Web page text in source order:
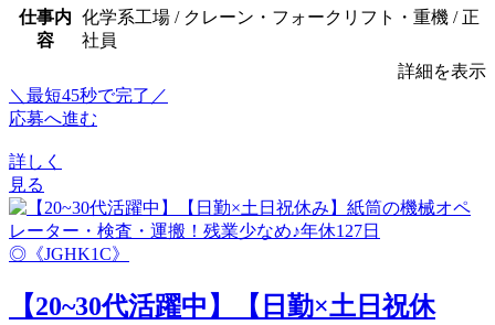
仕事内
容
化学系工場 / クレーン・フォークリフト・重機 / 正
社員
詳細を表示
＼最短45秒で完了／
応募へ進む
詳しく
見る
【20~30代活躍中】【日勤×土日祝休